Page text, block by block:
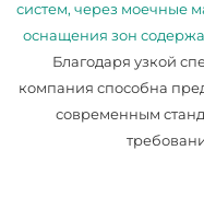
систем, через моечные
оснащения зон
Благодаря узкой
компания способна
современным